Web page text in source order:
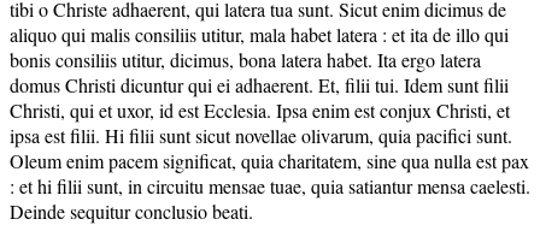
tibi o Christe adhaerent, qui latera tua sunt. Sicut enim dicimus de
aliquo qui malis consiliis utitur, mala habet latera : et ita de illo qui
bonis consiliis utitur, dicimus, bona latera habet. Ita ergo latera
domus Christi dicuntur qui ei adhaerent. Et, filii tui. Idem sunt filii
Christi, qui et uxor, id est Ecclesia. Ipsa enim est conjux Christi, et
ipsa est filii. Hi filii sunt sicut novellae olivarum, quia pacifici sunt.
Oleum enim pacem significat, quia charitatem, sine qua nulla est pax
: et hi filii sunt, in circuitu mensae tuae, quia satiantur mensa caelesti.
Deinde sequitur conclusio beati.